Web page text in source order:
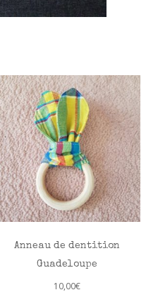
Anneau de dentition
Guadeloupe
10,00€